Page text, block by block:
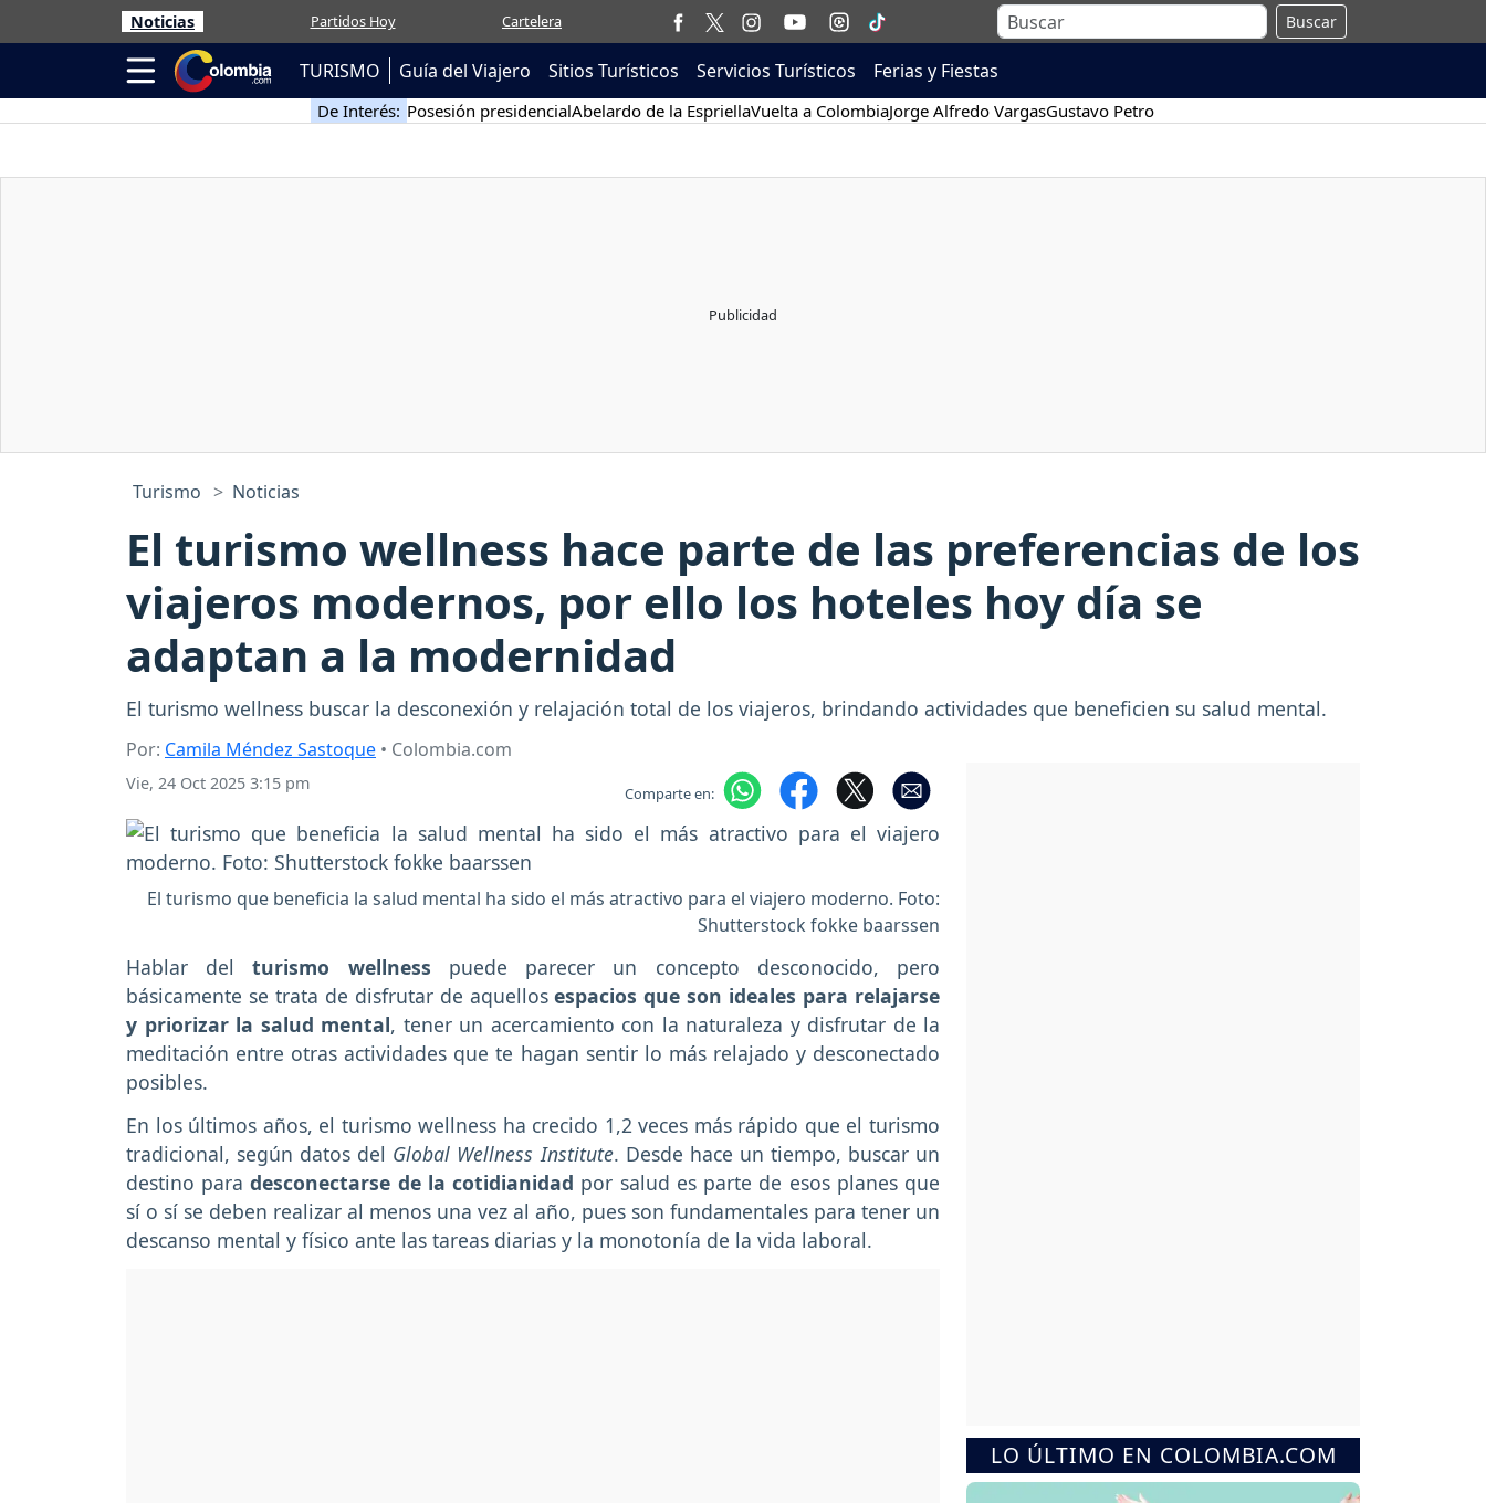
Noticias Partidos Hoy Cartelera Buscar
TURISMO Guía del Viajero Sitios Turísticos Servicios Turísticos Ferias y Fiestas
De Interés: Posesión presidencialAbelardo de la EspriellaVuelta a ColombiaJorge Alfredo VargasGustavo Petro
Turismo Noticias
El turismo wellness hace parte de las preferencias de los
viajeros modernos, por ello los hoteles hoy día se
adaptan a la modernidad
El turismo wellness buscar la desconexión y relajación total de los viajeros, brindando actividades que beneficien su salud mental.
Por: Camila Méndez Sastoque • Colombia.com
Vie, 24 Oct 2025 3:15 pm Comparte en:
El turismo que beneficia la salud mental ha sido el más atractivo para el viajero moderno. Foto:
Shutterstock fokke baarssen
Hablar delturismo wellness puede parecer un concepto desconocido, pero
básicamente se trata de disfrutar de aquellosespacios que son ideales para relajarse
y priorizar la salud mental, tener un acercamiento con la naturaleza y disfrutar de la
meditación entre otras actividades que te hagan sentir lo más relajado y desconectado
posibles.
En los últimos años, el turismo wellness ha crecido 1,2 veces más rápido que el turismo
tradicional, según datos del Global Wellness Institute. Desde hace un tiempo, buscar un
destino paradesconectarse de la cotidianidad por salud es parte de esos planes que
sí o sí se deben realizar al menos una vez al año, pues son fundamentales para tener un
descanso mental y físico ante las tareas diarias y la monotonía de la vida laboral.
LO ÚLTIMO EN COLOMBIA.COM